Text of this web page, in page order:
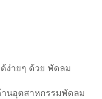
ง่ายๆ ด้วย พัดลม
นอุตสาหกรรมพัดลม